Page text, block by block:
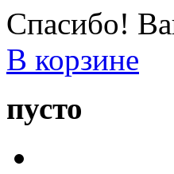
Спасибо!
В корзине
пусто